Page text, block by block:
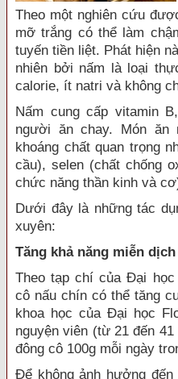
Theo một nghiên cứu
mỡ trắng có thể làm
tuyến tiền liệt. Phát hiện
nhiên bởi nấm là loại
calorie, ít natri và không
Nấm cung cấp vitamin
người ăn chay. Món ăn
khoáng chất quan trọng
cầu), selen (chất chống
chức năng thần kinh và
Dưới đây là những tác
xuyên:
Tăng khả năng miễn dịch
Theo tạp chí của Đại
cô nấu chín có thể tăng
khoa học của Đại học
nguyện viên (từ 21 đến
đông cô 100g mỗi ngày
Để không ảnh hưởng